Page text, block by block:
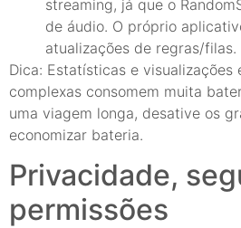
streaming, já que o
de áudio. O próprio
atualizações de regras/filas.
Dica: Estatísticas e visualizações
complexas consomem muita
uma viagem longa, desative os
economizar bateria.
Privacidade,
permissões